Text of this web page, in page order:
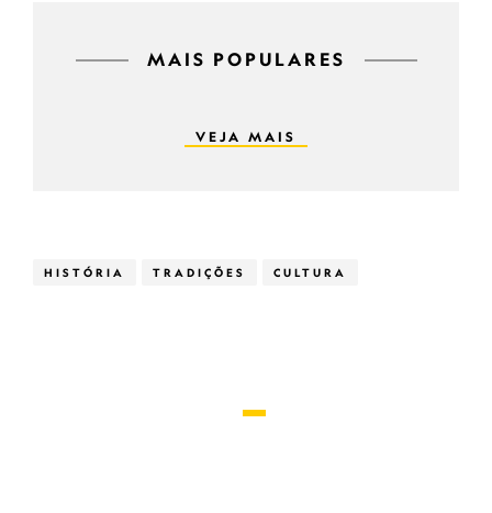
MAIS POPULARES
VEJA MAIS
HISTÓRIA TRADIÇÕES CULTURA